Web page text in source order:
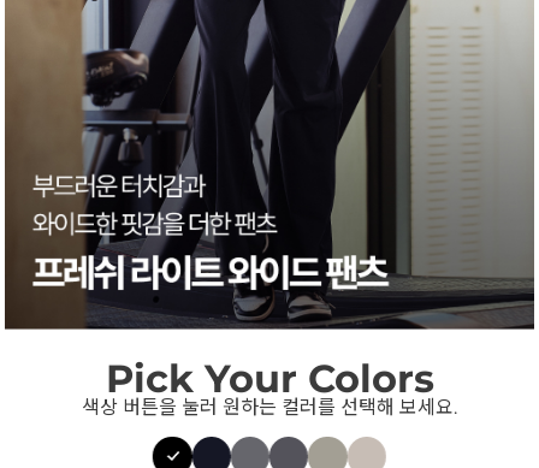
Pick Your Colors
색상 버튼을 눌러 원하는 컬러를 선택해 보세요.